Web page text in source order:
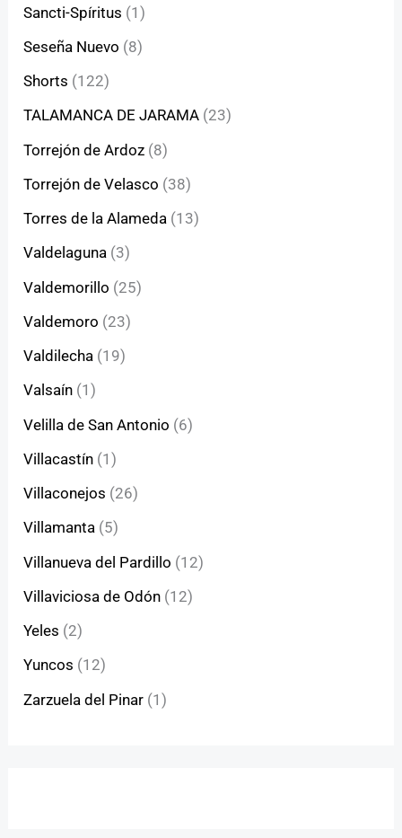
Sancti-Spíritus (1)
Seseña Nuevo (8)
Shorts (122)
TALAMANCA DE JARAMA (23)
Torrejón de Ardoz (8)
Torrejón de Velasco (38)
Torres de la Alameda (13)
Valdelaguna (3)
Valdemorillo (25)
Valdemoro (23)
Valdilecha (19)
Valsaín (1)
Velilla de San Antonio (6)
Villacastín (1)
Villaconejos (26)
Villamanta (5)
Villanueva del Pardillo (12)
Villaviciosa de Odón (12)
Yeles (2)
Yuncos (12)
Zarzuela del Pinar (1)